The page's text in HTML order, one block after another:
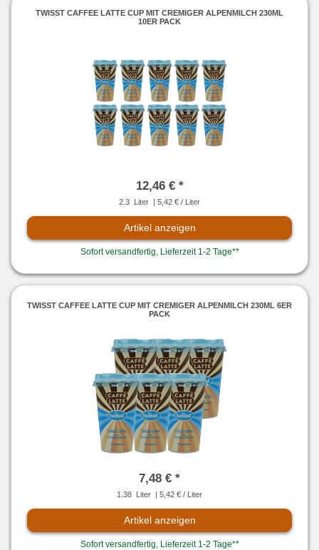
TWISST CAFFEE LATTE CUP MIT CREMIGER ALPENMILCH 230ML
10ER PACK
12,46 € *
2.3 Liter | 5,42 € / Liter
Artikel anzeigen
Sofort versandfertig, Lieferzeit 1-2 Tage**
TWISST CAFFEE LATTE CUP MIT CREMIGER ALPENMILCH 230ML 6ER
PACK
7,48 € *
1.38 Liter | 5,42 € / Liter
Artikel anzeigen
Sofort versandfertig, Lieferzeit 1-2 Tage**